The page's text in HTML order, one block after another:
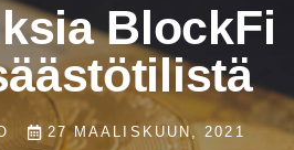
BlockFi
27 MAALISKUUN, 2021